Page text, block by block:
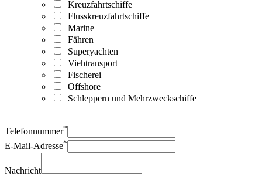
Kreuzfahrtschiffe
Flusskreuzfahrtschiffe
Marine
Fähren
Superyachten
Viehtransport
Fischerei
Offshore
Schleppern und Mehrzweckschiffe
Telefonnummer*
E-Mail-Adresse*
Nachricht